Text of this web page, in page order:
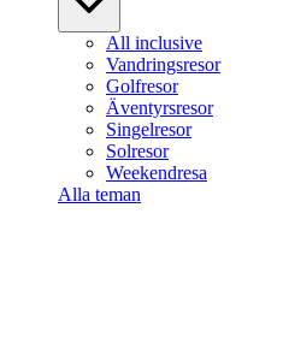
All inclusive
Vandringsresor
Golfresor
Äventyrsresor
Singelresor
Solresor
Weekendresa
Alla teman